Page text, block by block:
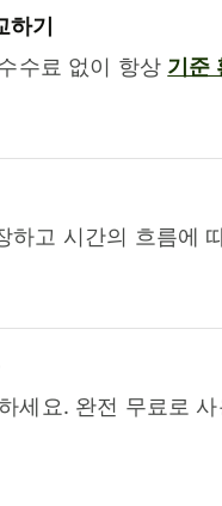
기
수료 없이 항상 기준
하고 시간의 흐름에
세요. 완전 무료로